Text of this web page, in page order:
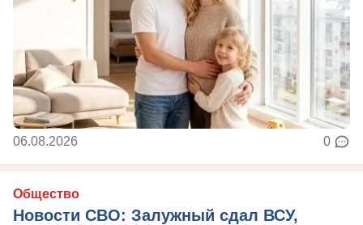
06.08.2026 0
Общество
Новости СВО: Залужный сдал ВСУ,